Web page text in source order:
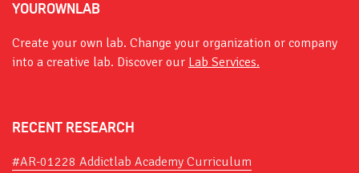
YOUROWNLAB
Create your own lab. Change your organization or company
into a creative lab. Discover our Lab Services.
RECENT RESEARCH
#AR-01228 Addictlab Academy Curriculum